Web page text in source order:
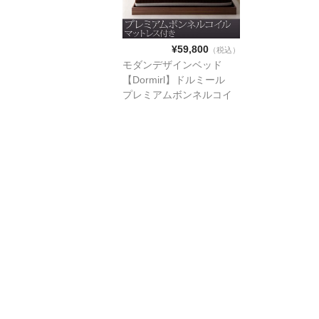
¥59,800 （税込）
モダンデザインベッド
【Dormirl】ドルミール
プレミアムボンネルコイ